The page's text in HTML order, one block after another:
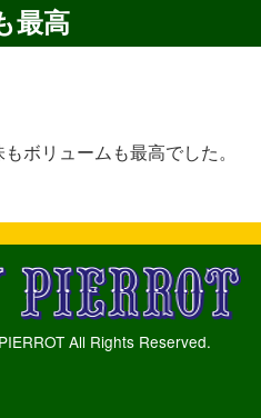
最高
ボリュームも最高でした。
All Rights Reserved.